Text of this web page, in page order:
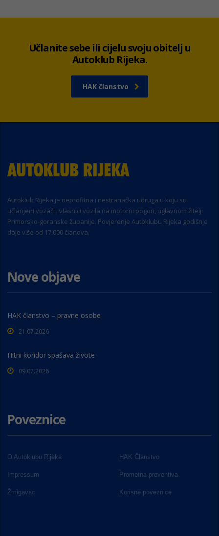
Učlanite sebe ili cijelu svoju obitelj u
Autoklub Rijeka.
HAK članstvo
Autoklub Rijeka je neprofitna i nestranačka udruga u koju su
učlanjeni vozači i vlasnici vozila na motorni pogon, uglavnom žitelji
Primorsko-goranske županije. Povjerenje Autoklubu Rijeka godišnje
daje više od 17.000 članova.
Nove objave
HAK članstvo – pravne osobe
21.07.2026
Hitni koridor spašava živote
09.07.2026
Poveznice
O Autoklubu Rijeka HAK Članstvo
Impressum Prometna preventiva
Žmigavac Korisne poveznice